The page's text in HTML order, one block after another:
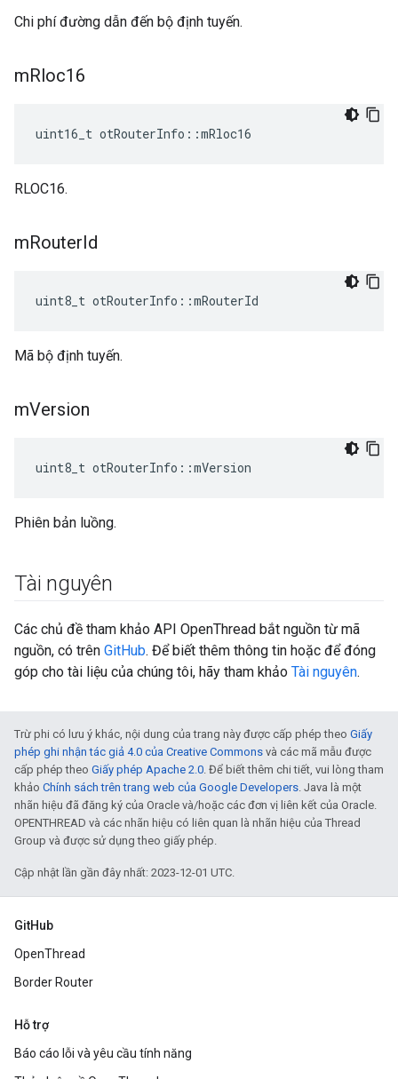
Chi phí đường dẫn đến bộ định tuyến.
mRloc16
uint16_t otRouterInfo ::mRloc16
RLOC16.
mRouterId
uint8_t otRouterInfo ::mRouterId
Mã bộ định tuyến.
mVersion
uint8_t otRouterInfo ::mVersion
Phiên bản luồng.
Tài nguyên
Các chủ đề tham khảo API OpenThread bắt nguồn từ mã
nguồn, có trên GitHub. Để biết thêm thông tin hoặc để đóng
góp cho tài liệu của chúng tôi, hãy tham khảo Tài nguyên.
Trừ phi có lưu ý khác, nội dung của trang này được cấp phép theo Giấy
phép ghi nhận tác giả 4.0 của Creative Commons và các mã mẫu được
cấp phép theo Giấy phép Apache 2.0. Để biết thêm chi tiết, vui lòng tham
khảo Chính sách trên trang web của Google Developers. Java là một
nhãn hiệu đã đăng ký của Oracle và/hoặc các đơn vị liên kết của Oracle.
OPENTHREAD và các nhãn hiệu có liên quan là nhãn hiệu của Thread
Group và được sử dụng theo giấy phép.
Cập nhật lần gần đây nhất: 2023-12-01 UTC.
GitHub
OpenThread
Border Router
Hỗ trợ
Báo cáo lỗi và yêu cầu tính năng